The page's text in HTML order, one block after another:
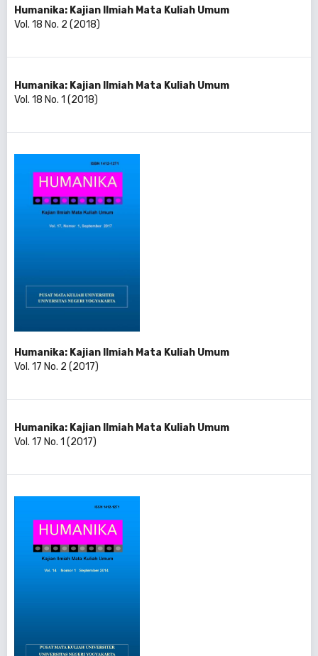
Humanika: Kajian Ilmiah Mata Kuliah Umum
Vol. 18 No. 2 (2018)
Humanika: Kajian Ilmiah Mata Kuliah Umum
Vol. 18 No. 1 (2018)
Humanika: Kajian Ilmiah Mata Kuliah Umum
Vol. 17 No. 2 (2017)
Humanika: Kajian Ilmiah Mata Kuliah Umum
Vol. 17 No. 1 (2017)